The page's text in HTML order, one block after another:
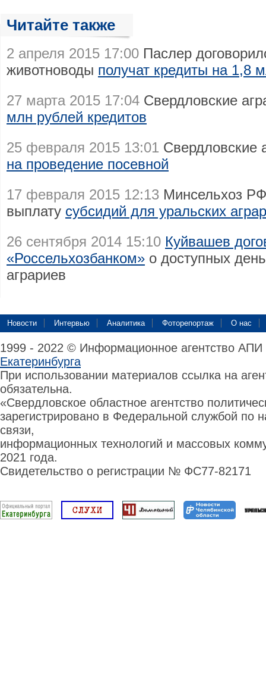
Читайте также
2 апреля 2015 17:00 Паслер
животноводы получат кредиты на 1,8
27 марта 2015 17:04 Свердловские
млн рублей кредитов
25 февраля 2015 13:01 Свердловские
на проведение посевной
17 февраля 2015 12:13 Минсельхоз
выплату субсидий для уральских
26 сентября 2014 15:10 Куйвашев
«Россельхозбанком» о доступных
аграриев
Новости Интервью Аналитика Фоторепортаж О нас
1999 - 2022 © Информационное агентство
Екатеринбурга
При использовании материалов ссылка на
обязательна.
«Свердловское областное агентство
зарегистрировано в Федеральной службой по
связи,
информационных технологий и массовых
2021 года.
Свидетельство о регистрации № ФС77-82171